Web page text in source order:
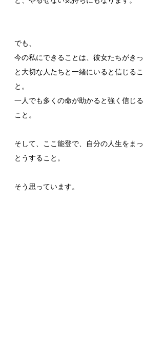
でも、
今の私にできることは、彼女たちがきっ
と大切な人たちと一緒にいると信じるこ
と。
一人でも多くの命が助かると強く信じる
こと。
そして、ここ能登で、自分の人生をまっ
とうすること。
そう思っています。